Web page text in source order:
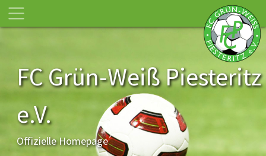
FC Grün-Weiß Piesteritz
e.V.
Offizielle Homepage